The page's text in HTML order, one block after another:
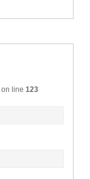
on line123